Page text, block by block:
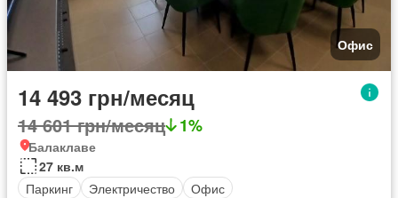
Офис
14 493 грн/месяц
14 601 грн/месяц 1%
Балаклаве
27 кв.м
Паркинг
Электричество Офис